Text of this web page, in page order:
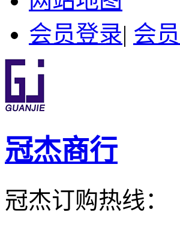
会员登录| 会
冠杰商行
冠杰订购热线：